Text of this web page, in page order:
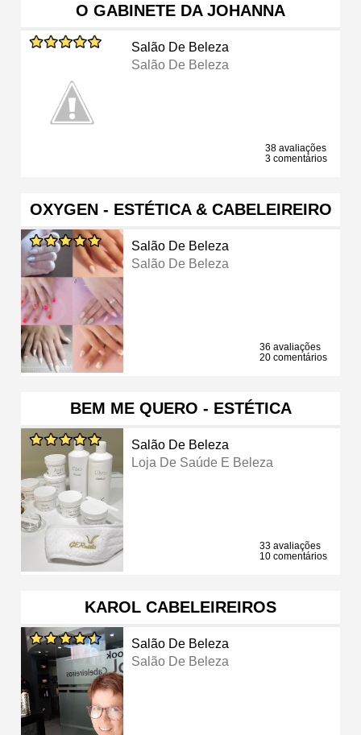
O GABINETE DA JOHANNA
Salão De Beleza
Salão De Beleza
38 avaliações
3 comentários
OXYGEN - ESTÉTICA & CABELEIREIRO
Salão De Beleza
Salão De Beleza
36 avaliações
20 comentários
BEM ME QUERO - ESTÉTICA
Salão De Beleza
Loja De Saúde E Beleza
33 avaliações
10 comentários
KAROL CABELEIREIROS
Salão De Beleza
Salão De Beleza